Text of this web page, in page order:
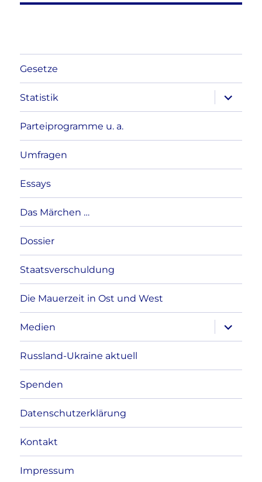
Gesetze
Statistik
anzeigen
Parteiprogramme u. a.
Umfragen
Essays
Das Märchen …
Dossier
Staatsverschuldung
Die Mauerzeit in Ost und West
Medien
anzeigen
Russland-Ukraine aktuell
Spenden
Datenschutzerklärung
Kontakt
Impressum